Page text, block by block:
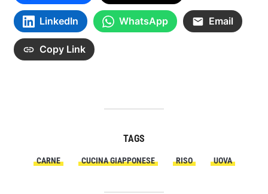
LinkedIn WhatsApp Email
Copy Link
TAGS
CARNE CUCINA GIAPPONESE RISO UOVA